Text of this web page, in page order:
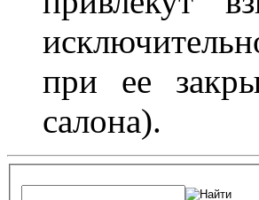
при ее
салона).